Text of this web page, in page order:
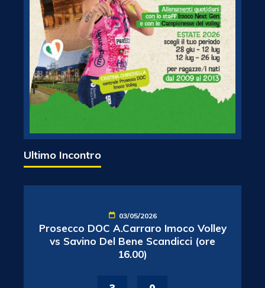
Ultimo Incontro
03/05/2026
Prosecco DOC A.Carraro Imoco Volley
vs Savino Del Bene Scandicci (ore
16.00)